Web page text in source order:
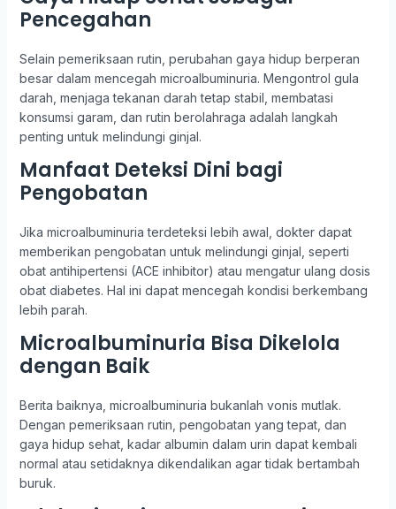
Pencegahan
Selain pemeriksaan rutin, perubahan gaya hidup berperan
besar dalam mencegah microalbuminuria. Mengontrol gula
darah, menjaga tekanan darah tetap stabil, membatasi
konsumsi garam, dan rutin berolahraga adalah langkah
penting untuk melindungi ginjal.
Manfaat Deteksi Dini bagi
Pengobatan
Jika microalbuminuria terdeteksi lebih awal, dokter dapat
memberikan pengobatan untuk melindungi ginjal, seperti
obat antihipertensi (ACE inhibitor) atau mengatur ulang dosis
obat diabetes. Hal ini dapat mencegah kondisi berkembang
lebih parah.
Microalbuminuria Bisa Dikelola
dengan Baik
Berita baiknya, microalbuminuria bukanlah vonis mutlak.
Dengan pemeriksaan rutin, pengobatan yang tepat, dan
gaya hidup sehat, kadar albumin dalam urin dapat kembali
normal atau setidaknya dikendalikan agar tidak bertambah
buruk.